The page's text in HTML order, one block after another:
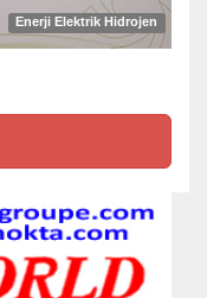
Enerji Elektrik Hidrojen